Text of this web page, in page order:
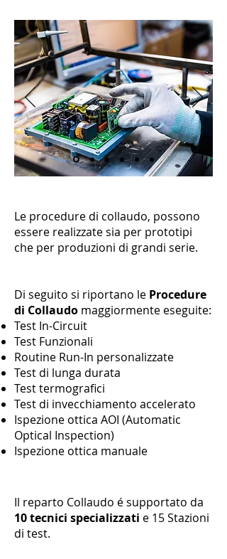
Le procedure di collaudo, possono
essere realizzate sia per prototipi
che per produzioni di grandi serie.
Di seguito si riportano le Procedure
di Collaudo maggiormente eseguite:
Test In-Circuit
Test Funzionali
Routine Run-In personalizzate
Test di lunga durata
Test termografici
Test di invecchiamento accelerato
Ispezione ottica AOI (Automatic
Optical Inspection)
Ispezione ottica manuale
Il reparto Collaudo é supportato da
10 tecnici specializzati e 15 Stazioni
di test.